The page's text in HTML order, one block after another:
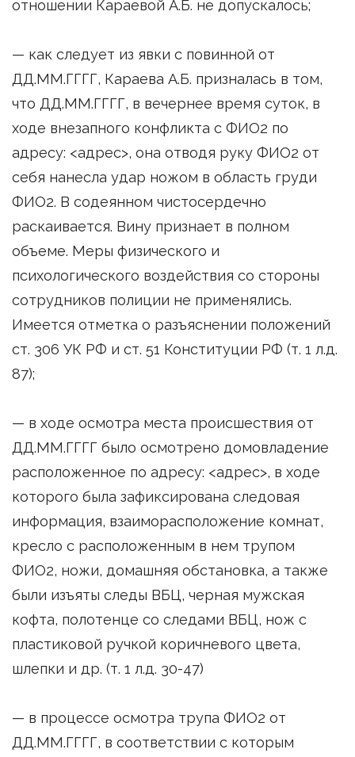
отношении Караевой А.Б. не допускалось;
— как следует из явки с повинной от
ДД.ММ.ГГГГ, Караева А.Б. призналась в том,
что ДД.ММ.ГГГГ, в вечернее время суток, в
ходе внезапного конфликта с ФИО2 по
адресу: <адрес>, она отводя руку ФИО2 от
себя нанесла удар ножом в область груди
ФИО2. В содеянном чистосердечно
раскаивается. Вину признает в полном
объеме. Меры физического и
психологического воздействия со стороны
сотрудников полиции не применялись.
Имеется отметка о разъяснении положений
ст. 306 УК РФ и ст. 51 Конституции РФ (т. 1 л.д.
87);
— в ходе осмотра места происшествия от
ДД.ММ.ГГГГ было осмотрено домовладение
расположенное по адресу: <адрес>, в ходе
которого была зафиксирована следовая
информация, взаиморасположение комнат,
кресло с расположенным в нем трупом
ФИО2, ножи, домашняя обстановка, а также
были изъяты следы ВБЦ, черная мужская
кофта, полотенце со следами ВБЦ, нож с
пластиковой ручкой коричневого цвета,
шлепки и др. (т. 1 л.д. 30-47)
— в процессе осмотра трупа ФИО2 от
ДД.ММ.ГГГГ, в соответствии с которым